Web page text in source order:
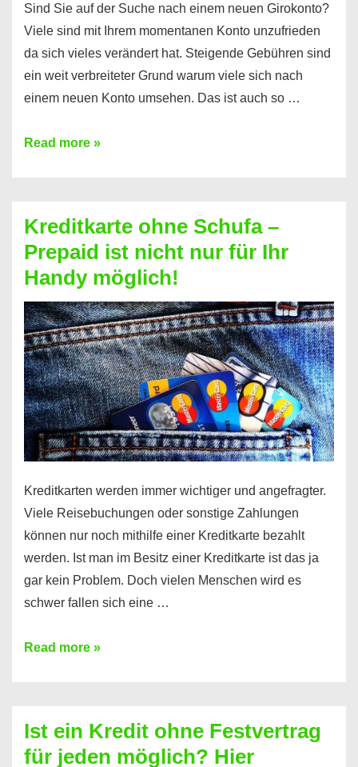
Sind Sie auf der Suche nach einem neuen Girokonto?
Viele sind mit Ihrem momentanen Konto unzufrieden
da sich vieles verändert hat. Steigende Gebühren sind
ein weit verbreiteter Grund warum viele sich nach
einem neuen Konto umsehen. Das ist auch so …
Konto
Neueröffnung
trotz
Schufaeintrag
möglich
Read more »
Kreditkarte ohne Schufa –
Prepaid ist nicht nur für Ihr
Handy möglich!
Kreditkarten werden immer wichtiger und angefragter.
Viele Reisebuchungen oder sonstige Zahlungen
können nur noch mithilfe einer Kreditkarte bezahlt
werden. Ist man im Besitz einer Kreditkarte ist das ja
gar kein Problem. Doch vielen Menschen wird es
schwer fallen sich eine …
Kreditkarte
Prepaid
ist
Read more »
Ist ein Kredit ohne Festvertrag
für jeden möglich? Hier